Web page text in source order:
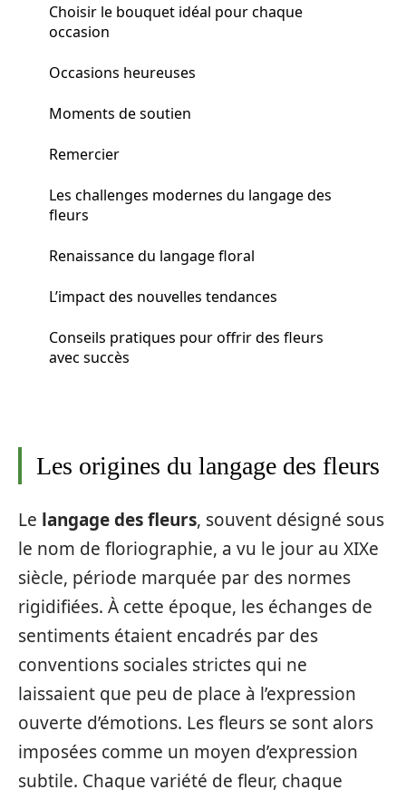
Choisir le bouquet idéal pour chaque
occasion
Occasions heureuses
Moments de soutien
Remercier
Les challenges modernes du langage des
fleurs
Renaissance du langage floral
L’impact des nouvelles tendances
Conseils pratiques pour offrir des fleurs
avec succès
Les origines du langage des fleurs
Le langage des fleurs, souvent désigné sous
le nom de floriographie, a vu le jour au XIXe
siècle, période marquée par des normes
rigidifiées. À cette époque, les échanges de
sentiments étaient encadrés par des
conventions sociales strictes qui ne
laissaient que peu de place à l’expression
ouverte d’émotions. Les fleurs se sont alors
imposées comme un moyen d’expression
subtile. Chaque variété de fleur, chaque